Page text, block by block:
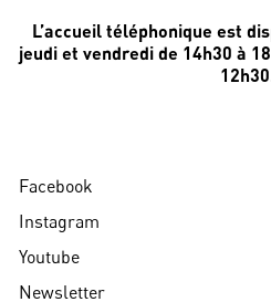
L’accueil téléphonique est
jeudi et vendredi de 14h30 à
Facebook
Instagram
Youtube
Newsletter